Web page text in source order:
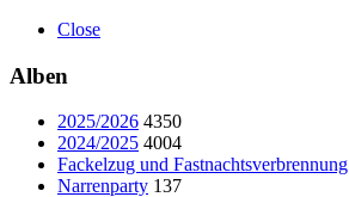
Close
Alben
2025/2026 4350
2024/2025 4004
Fackelzug und Fastnachtsverbrennung
Narrenparty 137